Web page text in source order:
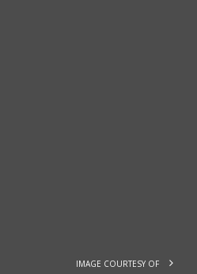
IMAGE COURTESY OF